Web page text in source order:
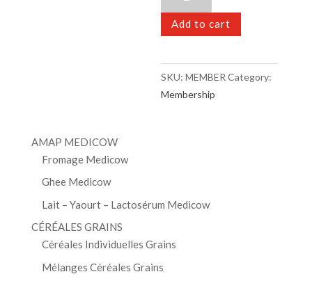
quantity
Add to cart
SKU: MEMBER Category:
Membership
AMAP MEDICOW
Fromage Medicow
Ghee Medicow
Lait – Yaourt – Lactosérum Medicow
CÉRÉALES GRAINS
Céréales Individuelles Grains
Mélanges Céréales Grains